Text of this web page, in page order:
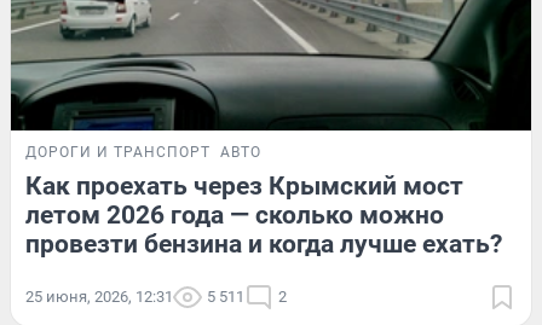
ДОРОГИ И ТРАНСПОРТ АВТО
Как проехать через Крымский мост
летом 2026 года — сколько можно
провезти бензина и когда лучше ехать?
25 июня, 2026, 12:31 5 511 2